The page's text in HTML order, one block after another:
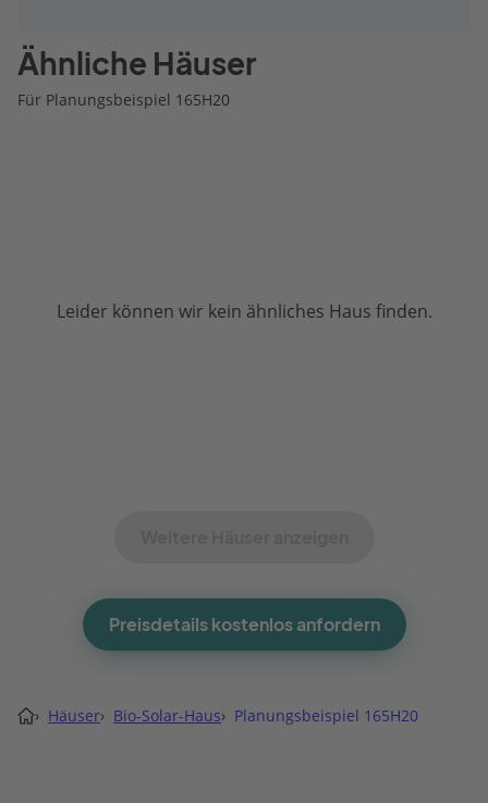
Ähnliche Häuser
Für Planungsbeispiel 165H20
Leider können wir kein ähnliches Haus finden.
Preisdetails kostenlos anfordern
› Häuser› Bio-Solar-Haus› Planungsbeispiel 165H20